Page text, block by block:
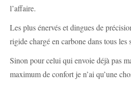
l’affaire.
Les plus énervés et dingues de
rigide chargé en carbone dans tous les
Sinon pour celui qui envoie déjà pas
maximum de confort je n’ai qu’une